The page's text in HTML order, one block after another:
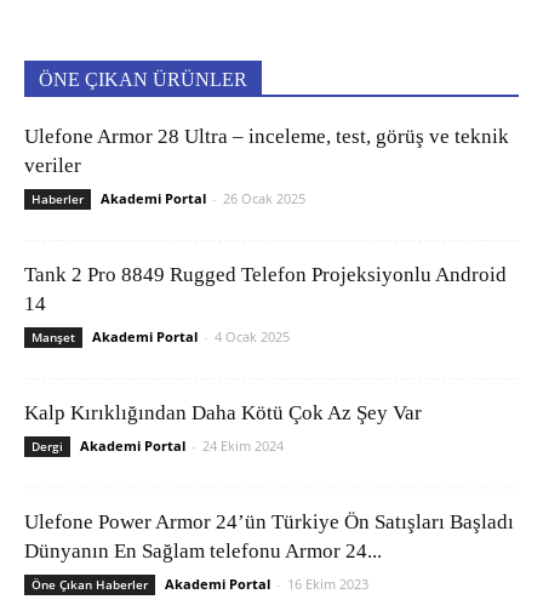
ÖNE ÇIKAN ÜRÜNLER
Ulefone Armor 28 Ultra – inceleme, test, görüş ve teknik
veriler
Haberler Akademi Portal - 26 Ocak 2025
Tank 2 Pro 8849 Rugged Telefon Projeksiyonlu Android
14
Manşet Akademi Portal - 4 Ocak 2025
Kalp Kırıklığından Daha Kötü Çok Az Şey Var
Dergi Akademi Portal - 24 Ekim 2024
Ulefone Power Armor 24’ün Türkiye Ön Satışları Başladı
Dünyanın En Sağlam telefonu Armor 24...
Öne Çıkan Haberler Akademi Portal - 16 Ekim 2023